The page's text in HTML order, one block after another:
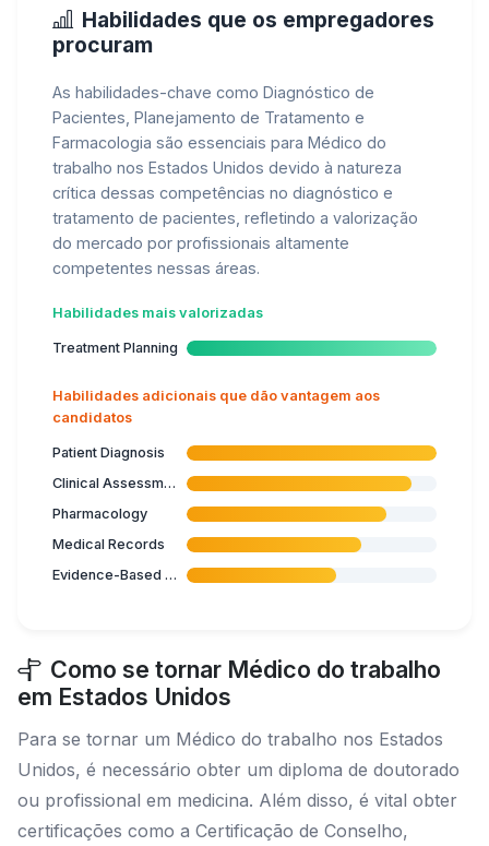
Habilidades que os empregadores
procuram
As habilidades-chave como Diagnóstico de
Pacientes, Planejamento de Tratamento e
Farmacologia são essenciais para Médico do
trabalho nos Estados Unidos devido à natureza
crítica dessas competências no diagnóstico e
tratamento de pacientes, refletindo a valorização
do mercado por profissionais altamente
competentes nessas áreas.
Habilidades mais valorizadas
Treatment Planning
Habilidades adicionais que dão vantagem aos
candidatos
Patient Diagnosis
Clinical Assessment
Pharmacology
Medical Records
Evidence-Based Medicine
Como se tornar Médico do trabalho
em Estados Unidos
Para se tornar um Médico do trabalho nos Estados
Unidos, é necessário obter um diploma de doutorado
ou profissional em medicina. Além disso, é vital obter
certificações como a Certificação de Conselho,